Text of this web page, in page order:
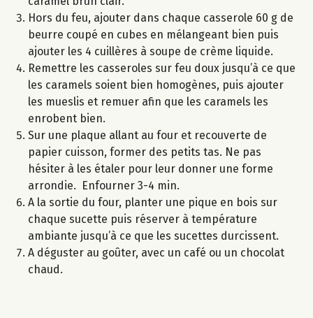
Hors du feu, ajouter dans chaque casserole 60 g de
beurre coupé en cubes en mélangeant bien puis
ajouter les 4 cuillères à soupe de crème liquide.
Remettre les casseroles sur feu doux jusqu’à ce que
les caramels soient bien homogènes, puis ajouter
les mueslis et remuer afin que les caramels les
enrobent bien.
Sur une plaque allant au four et recouverte de
papier cuisson, former des petits tas. Ne pas
hésiter à les étaler pour leur donner une forme
arrondie. Enfourner 3-4 min.
A la sortie du four, planter une pique en bois sur
chaque sucette puis réserver à température
ambiante jusqu’à ce que les sucettes durcissent.
A déguster au goûter, avec un café ou un chocolat
chaud.